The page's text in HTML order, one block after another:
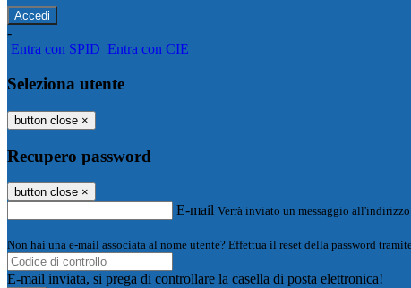
-
Entra con SPID Entra con CIE
Seleziona utente
button close ×
Recupero password
button close ×
E-mail Verrà inviato un messaggio
Non hai una e-mail associata al nome utente? Effettua il reset della password
E-mail inviata, si prega di controllare la casella di posta elettronica!